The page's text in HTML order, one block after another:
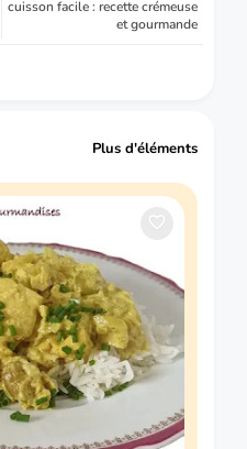
cuisson facile : recette crémeuse
et gourmande
Plus d'éléments